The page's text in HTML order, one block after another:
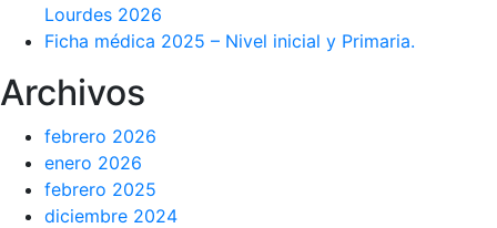
Lourdes 2026
Ficha médica 2025 – Nivel inicial y Primaria.
Archivos
febrero 2026
enero 2026
febrero 2025
diciembre 2024